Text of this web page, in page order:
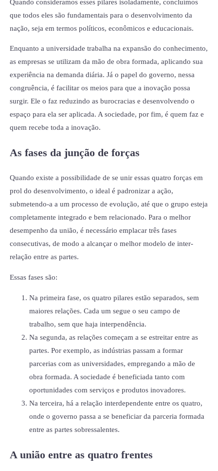
Quando consideramos esses pilares isoladamente, concluímos
que todos eles são fundamentais para o desenvolvimento da
nação, seja em termos políticos, econômicos e educacionais.
Enquanto a universidade trabalha na expansão do conhecimento,
as empresas se utilizam da mão de obra formada, aplicando sua
experiência na demanda diária. Já o papel do governo, nessa
congruência, é facilitar os meios para que a inovação possa
surgir. Ele o faz reduzindo as burocracias e desenvolvendo o
espaço para ela ser aplicada. A sociedade, por fim, é quem faz e
quem recebe toda a inovação.
As fases da junção de forças
Quando existe a possibilidade de se unir essas quatro forças em
prol do desenvolvimento, o ideal é padronizar a ação,
submetendo-a a um processo de evolução, até que o grupo esteja
completamente integrado e bem relacionado. Para o melhor
desempenho da união, é necessário emplacar três fases
consecutivas, de modo a alcançar o melhor modelo de inter-
relação entre as partes.
Essas fases são:
Na primeira fase, os quatro pilares estão separados, sem
maiores relações. Cada um segue o seu campo de
trabalho, sem que haja interpendência.
Na segunda, as relações começam a se estreitar entre as
partes. Por exemplo, as indústrias passam a formar
parcerias com as universidades, empregando a mão de
obra formada. A sociedade é beneficiada tanto com
oportunidades com serviços e produtos inovadores.
Na terceira, há a relação interdependente entre os quatro,
onde o governo passa a se beneficiar da parceria formada
entre as partes sobressalentes.
A união entre as quatro frentes